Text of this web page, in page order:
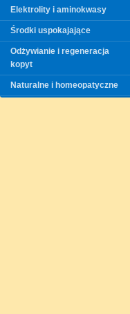
Elektrolity i aminokwasy
Środki uspokajające
Odżywianie i regeneracja
kopyt
Naturalne i homeopatyczne